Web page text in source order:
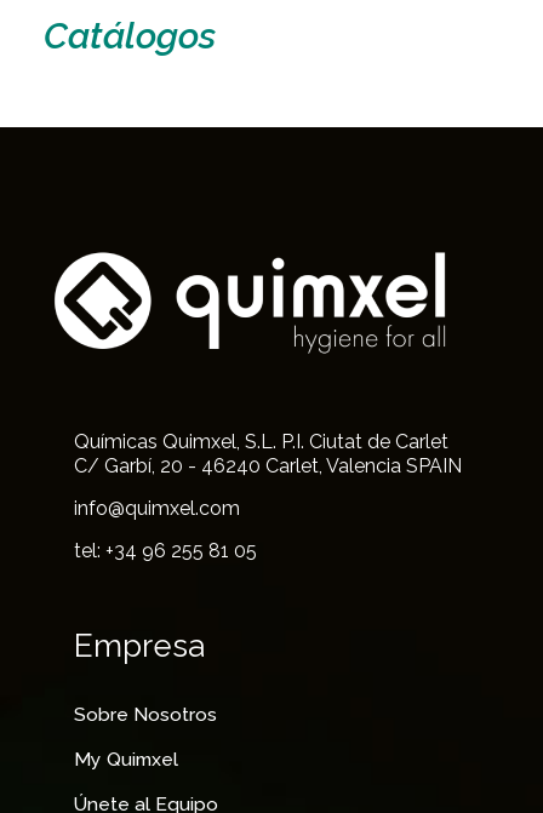
Catálogos
Químicas Quimxel, S.L. P.I. Ciutat de Carlet
C/ Garbí, 20 - 46240 Carlet, Valencia SPAIN
info@quimxel.com
tel: +34 96 255 81 05
Empresa
Sobre Nosotros
My Quimxel
Únete al Equipo